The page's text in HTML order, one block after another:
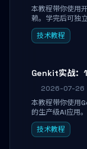
本教程带你使用
赖。学完后可独
SmartShift调节
能。
技术教程
Genkit实战：
2026-07-26
本教程带你使用
的生产级AI应用
南，学完即可掌
独立开发高效AI
技术教程